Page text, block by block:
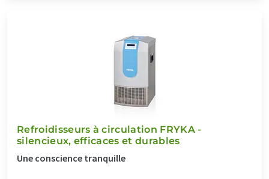
Refroidisseurs à circulation FRYKA -
silencieux, efficaces et durables
Une conscience tranquille